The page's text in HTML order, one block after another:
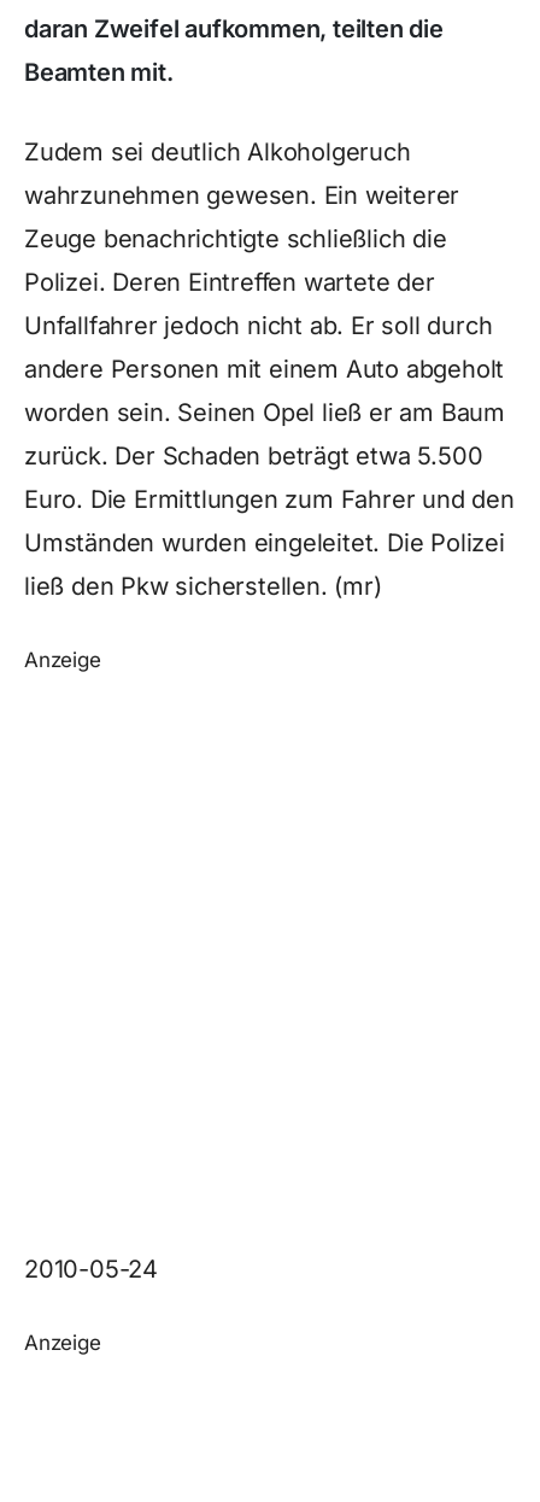
daran Zweifel aufkommen, teilten die
Beamten mit.
Zudem sei deutlich Alkoholgeruch
wahrzunehmen gewesen. Ein weiterer
Zeuge benachrichtigte schließlich die
Polizei. Deren Eintreffen wartete der
Unfallfahrer jedoch nicht ab. Er soll durch
andere Personen mit einem Auto abgeholt
worden sein. Seinen Opel ließ er am Baum
zurück. Der Schaden beträgt etwa 5.500
Euro. Die Ermittlungen zum Fahrer und den
Umständen wurden eingeleitet. Die Polizei
ließ den Pkw sicherstellen. (mr)
Anzeige
2010-05-24
Anzeige